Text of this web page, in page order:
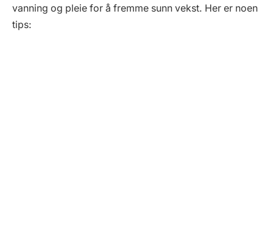
vanning og pleie for å fremme sunn vekst. Her er noen
tips: